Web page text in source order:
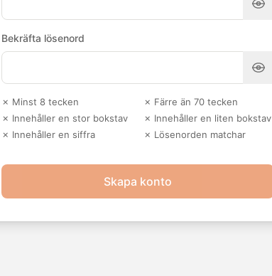
Bekräfta lösenord
✗ Minst 8 tecken
✗ Färre än 70 tecken
✗ Innehåller en stor bokstav
✗ Innehåller en liten bokstav
✗ Innehåller en siffra
✗ Lösenorden matchar
Skapa konto